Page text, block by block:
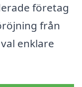
företag
från
enklare